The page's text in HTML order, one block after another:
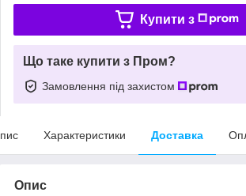
Купити з
Що таке купити з Пром?
Замовлення під захистом
Характеристики Доставка
Опис